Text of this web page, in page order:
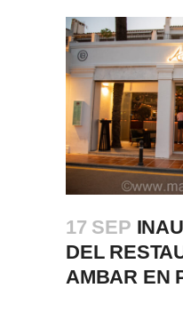
17 SEP
DEL
AMBAR EN